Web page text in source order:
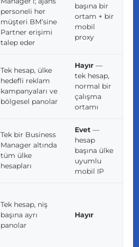
personeli her
müşteri BM’sine
Partner erişimi
talep eder
başına bir
ortam + bir
mobil
proxy
Tek hesap, ülke
hedefli reklam
kampanyaları ve
bölgesel panolar
Hayır —
tek hesap,
normal bir
çalışma
ortamı
Tek bir Business
Manager altında
tüm ülke
hesapları
Evet —
hesap
başına ülke
uyumlu
mobil IP
Tek hesap, niş
başına ayrı
panolar
Hayır